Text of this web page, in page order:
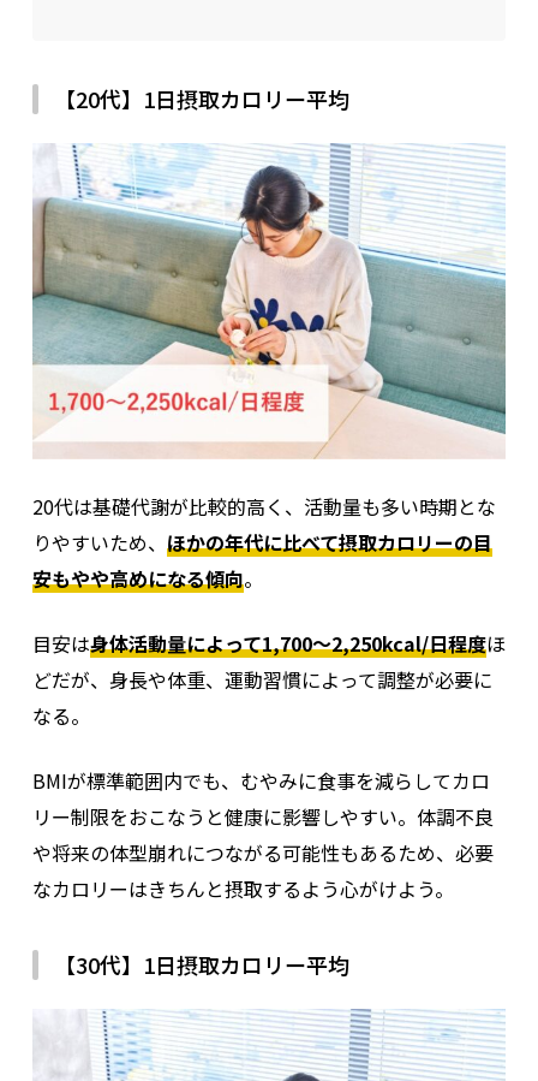
【20代】1日摂取カロリー平均
20代は基礎代謝が比較的高く、活動量も多い時期とな
りやすいため、 ほかの年代に比べて摂取カロリーの目
安もやや高めになる傾向。
目安は身体活動量によって1,700～2,250kcal/日程度ほ
どだが、身長や体重、運動習慣によって調整が必要に
なる。
BMIが標準範囲内でも、むやみに食事を減らしてカロ
リー制限をおこなうと健康に影響しやすい。体調不良
や将来の体型崩れにつながる可能性もあるため、必要
なカロリーはきちんと摂取するよう心がけよう。
【30代】1日摂取カロリー平均